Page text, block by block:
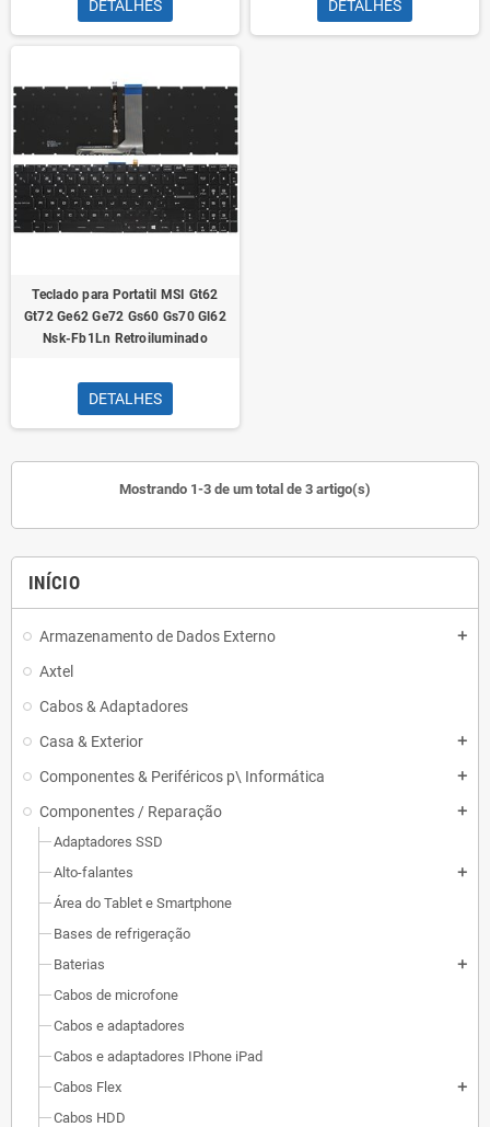
INÍCIO
Armazenamento de Dados Externo add
Axtel
Cabos & Adaptadores
Casa & Exterior
add
Componentes & Periféricos p\ Informática add
Componentes / Reparação add
Adaptadores SSD
Alto-falantes
add
Área do Tablet e Smartphone
Bases de refrigeração
Baterias
add
Cabos de microfone
Cabos e adaptadores
Cabos e adaptadores IPhone iPad
Cabos Flex
add
Cabos HDD
DETALHES DETALHES
Teclado para Portatil MSI Gt62
Gt72 Ge62 Ge72 Gs60 Gs70 Gl62
Nsk-Fb1Ln Retroiluminado
DETALHES
Mostrando 1-3 de um total de 3 artigo(s)